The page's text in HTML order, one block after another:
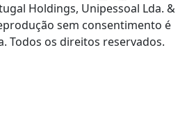
Holdings, Unipessoal Lda. &
sem consentimento é
Todos os direitos reservados.